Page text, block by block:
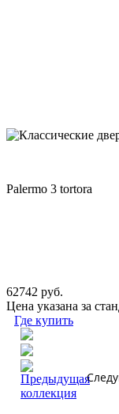
Palermo 3 tortora
62742 руб.
Цена указана за
Где купить